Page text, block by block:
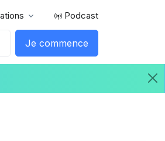
Podcast
Je commence